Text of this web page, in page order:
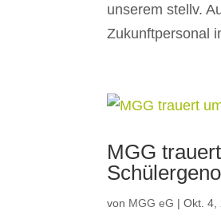
unserem stellv.
Zukunftpersonal
MGG
von MGG eG |Okt. 4,